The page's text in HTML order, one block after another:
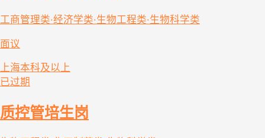
工商管理类·经济学类·生物工程类·生物科学类
面议
上海本科及以上
已过期
质控管培生岗